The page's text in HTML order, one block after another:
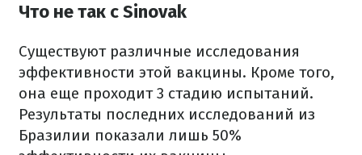
Что не так с Sinovak
Существуют различные исследования
эффективности этой вакцины. Кроме того,
она еще проходит 3 стадию испытаний.
Результаты последних исследований из
Бразилии показали лишь 50%